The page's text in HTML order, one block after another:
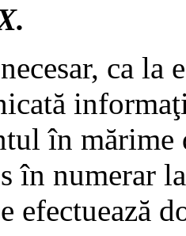
ca la
în
în numerar
efectuează